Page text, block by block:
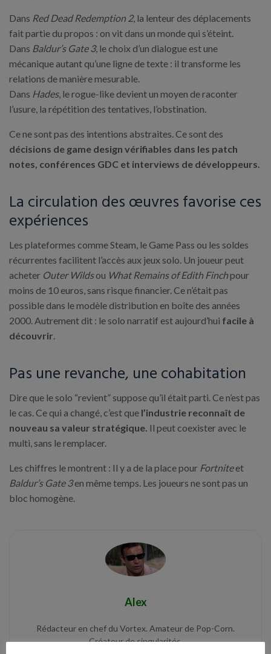
Dans Red Dead Redemption 2, la lenteur des déplacements
fait partie du propos : on vit dans un monde qui s’éteint.
Dans Baldur’s Gate 3, le choix d’un dialogue est une
mécanique autant qu’une ligne de texte : il transforme les
relations de manière mesurable.
Dans Hades, le rogue-like devient un moyen de raconter
l’usure, la répétition des tentatives, l’obstination.
Ce ne sont pas des intentions abstraites. Ce sont des
décisions de game design vérifiables dans les patch
notes, conférences GDC et interviews de développeurs.
La circulation des œuvres favorise ces
expériences
Les plateformes comme Steam, le Game Pass ou les soldes
récurrentes facilitent l’accès aux jeux solo. Un joueur peut
acheter Outer Wildsou What Remains of Edith Finchpour
moins de 10 euros, sans risque financier. Ce n’était pas
possible dans le modèle distribution en boîte des années
2000. Autrement dit : le solo narratif est aujourd’hui facile à
découvrir.
Pas une revanche, une cohabitation
Dire que le solo “revient” suppose qu’il était parti. Ce n’est pas
le cas. Ce qui a changé, c’est que l’industrie reconnaît de
nouveau sa valeur stratégique. Il peut coexister avec le
multi, sans le remplacer.
Les chiffres le montrent : Il y a de la place pour Fortniteet
Baldur’s Gate 3en même temps. Les joueurs ne sont pas un
bloc homogène.
Alex
Rédacteur en chef du Vortex. Amateur de Pop-Corn.
Créateur de singularités.